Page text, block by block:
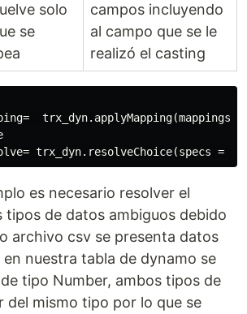
solo
se
campos incluyendo
al campo que se le
realizó el casting
es necesario resolver el
tipos de datos ambiguos debido
archivo csv se presenta datos
nuestra tabla de dynamo se
tipo Number, ambos tipos de
del mismo tipo por lo que se